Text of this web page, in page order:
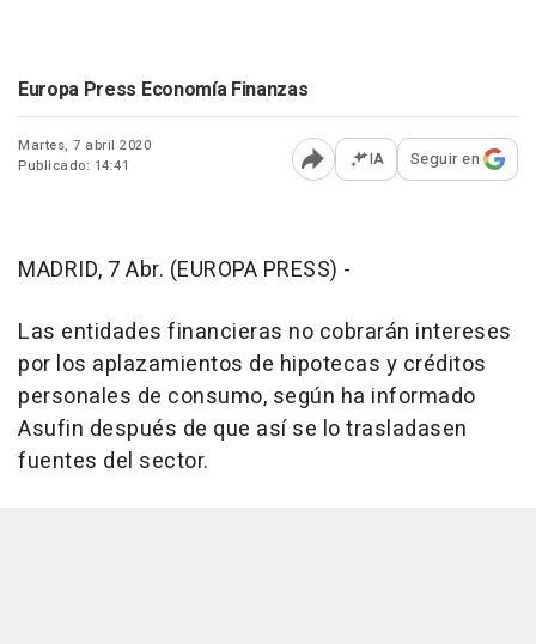
Europa Press Economía Finanzas
Martes, 7 abril 2020
Publicado: 14:41
Abrir opciones para
IA Seguir en
MADRID, 7 Abr. (EUROPA PRESS) -
Las entidades financieras no cobrarán intereses
por los aplazamientos de hipotecas y créditos
personales de consumo, según ha informado
Asufin después de que así se lo trasladasen
fuentes del sector.